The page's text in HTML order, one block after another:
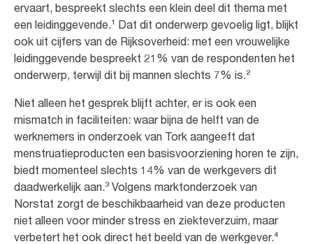
ervaart, bespreekt slechts een klein deel dit thema met
een leidinggevende.¹ Dat dit onderwerp gevoelig ligt, blijkt
ook uit cijfers van de Rijksoverheid: met een vrouwelijke
leidinggevende bespreekt 21% van de respondenten het
onderwerp, terwijl dit bij mannen slechts 7% is.²
Niet alleen het gesprek blijft achter, er is ook een
mismatch in faciliteiten: waar bijna de helft van de
werknemers in onderzoek van Tork aangeeft dat
menstruatieproducten een basisvoorziening horen te zijn,
biedt momenteel slechts 14% van de werkgevers dit
daadwerkelijk aan.³ Volgens marktonderzoek van
Norstat zorgt de beschikbaarheid van deze producten
niet alleen voor minder stress en ziekteverzuim, maar
verbetert het ook direct het beeld van de werkgever.⁴